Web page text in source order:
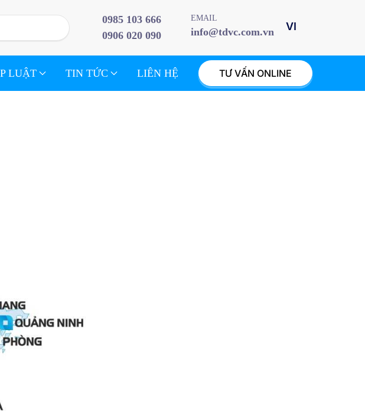
0985 103 666
0906 020 090
EMAIL
info@tdvc.com.vn
LUẬT TIN TỨC LIÊN HỆ TƯ VẤN ONLINE